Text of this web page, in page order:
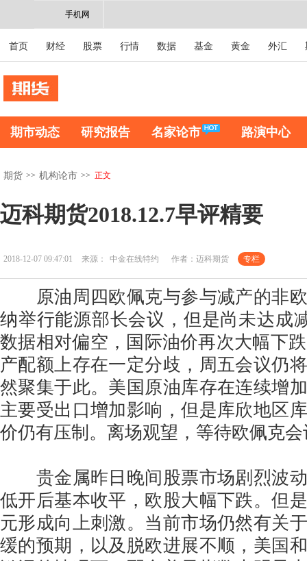
手机网
首页 财经 股票 行情 数据 基金 黄金 外汇
期市动态 研究报告 名家论市 路演中心
期货 >> 机构论市 >> 正文
迈科期货2018.12.7早评精要
2018-12-07 09:47:01 来源： 中金在线特约 作者：迈科期货 专栏
原油周四欧佩克与参与减产的非欧
纳举行能源部长会议，但是尚未达成
数据相对偏空，国际油价再次大幅下
产配额上存在一定分歧，周五会议仍
然聚集于此。美国原油库存在连续增
主要受出口增加影响，但是库欣地区
价仍有压制。离场观望，等待欧佩克
贵金属昨日晚间股票市场剧烈波动
低开后基本收平，欧股大幅下跌。但
元形成向上刺激。当前市场仍然有关
缓的预期，以及脱欧进展不顺，美国